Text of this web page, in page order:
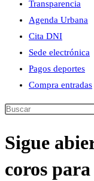
Transparencia
Agenda Urbana
Cita DNI
Sede electrónica
Pagos deportes
Compra entradas
Buscar
esta
Sigue
coros